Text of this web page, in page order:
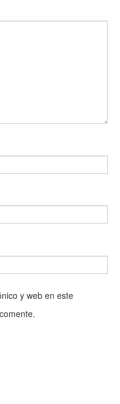
y web en este